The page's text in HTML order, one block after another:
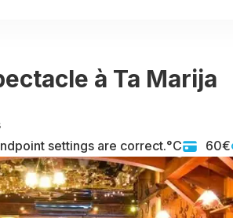
à Ta Marija
settings are correct.°C
60€